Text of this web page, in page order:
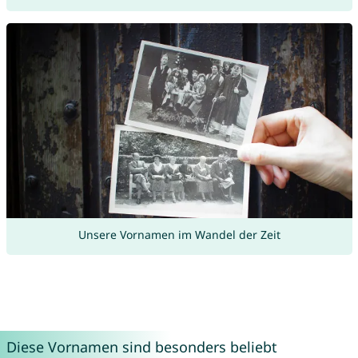
Unsere Vornamen im Wandel der Zeit
Diese Vornamen sind besonders beliebt